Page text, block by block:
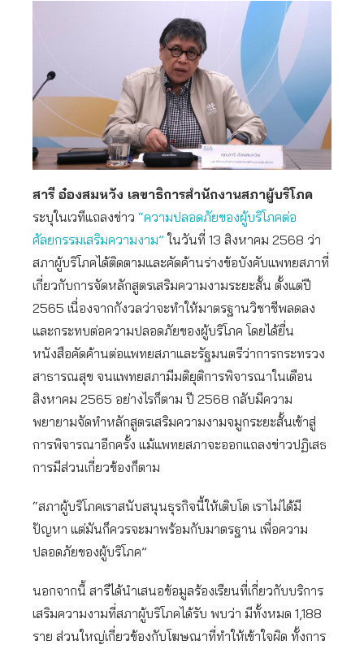
สารี อ๋องสมหวัง เลขาธิการสำนักงานสภาผู้บริโภค
ระบุในเวทีแถลงข่าว “ความปลอดภัยของผู้บริโภคต่อ
ศัลยกรรมเสริมความงาม” ในวันที่ 13 สิงหาคม 2568 ว่า
สภาผู้บริโภคได้ติดตามและคัดค้านร่างข้อบังคับแพทยสภาที่
เกี่ยวกับการจัดหลักสูตรเสริมความงามระยะสั้น ตั้งแต่ปี
2565 เนื่องจากกังวลว่าจะทำให้มาตรฐานวิชาชีพลดลง
และกระทบต่อความปลอดภัยของผู้บริโภค โดยได้ยื่น
หนังสือคัดค้านต่อแพทยสภาและรัฐมนตรีว่าการกระทรวง
สาธารณสุข จนแพทยสภามีมติยุติการพิจารณาในเดือน
สิงหาคม 2565 อย่างไรก็ตาม ปี 2568 กลับมีความ
พยายามจัดทำหลักสูตรเสริมความงามจมูกระยะสั้นเข้าสู่
การพิจารณาอีกครั้ง แม้แพทยสภาจะออกแถลงข่าวปฏิเสธ
การมีส่วนเกี่ยวข้องก็ตาม
“สภาผู้บริโภคเราสนับสนุนธุรกิจนี้ให้เติบโต เราไม่ได้มี
ปัญหา แต่มันก็ควรจะมาพร้อมกับมาตรฐาน เพื่อความ
ปลอดภัยของผู้บริโภค”
นอกจากนี้ สารีได้นำเสนอข้อมูลร้องเรียนที่เกี่ยวกับบริการ
เสริมความงามที่สภาผู้บริโภคได้รับ พบว่า มีทั้งหมด 1,188
ราย ส่วนใหญ่เกี่ยวข้องกับโฆษณาที่ทำให้เข้าใจผิด ทั้งการ